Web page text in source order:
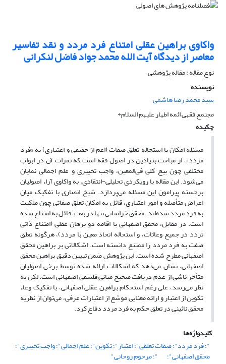
واکاوی براهین عقلی امتناع فرد مردد و نقد تفاسیر
معاصر از دیدگاه آیت الله محمد جواد فاضل لنکرانی
نوع مقاله : مقاله پژوهشی
نویسنده
سید محمد رضا هاشمی
مجتمع فقهی ائمه اطهار علیهم السلام÷
چکیده
مسئله امکان یا استحاله تعلق صفات (اعم از حقیقی و اعتباری) به «فرد
مردد»، از مباحث بنیادین در اصول فقه است که ثمرات آن در ابواب
مختلفی چون بیع کلی فی‌المعین، واجب تخییری و علم اجمالی نمایان
می‌شود. این مقاله با رویکردی تحلیلی-انتقادی، به واکاوی آراء اصولیان
برجسته پیرامون این مسئله می‌پردازد. شیخ انصاری با تفکیک میان
اعراض متأصله و امور اعتباری، قائل به امکان تعلق صفاتی چون ملکیت
به فرد مردد شده‌اند. محقق خراسانی تنها در بعث، قائل به امتناع شده
است. در مقابل، محقق اصفهانی با اقامه دو برهان عقلی (امتناع ذاتی
تردد در جمیع وعائات، و استحاله اتحاد معین با مردد)، هرگونه تعلق
صفت به فرد مردد را ممتنع دانسته است. اشکالاتی بر براهین محقق
اصفهانی مطرح شده است. این پژوهش ضمن تبیین دقیق براهین محقق
اصفهانی، نشان می‌دهد که اشکالات ارائه شده توسط برخی اصولیان
متأخر ناشی از عدم دریافت صحیح مبانی فلسفی اصفهانی است. لکن به
نظر می‌رسد، علی رغم استحکام براهین عقلی اصفهانی، با تفکیک وعاء
تکوین از اعتبار و ارائه معنایی موسّع از اعتبارات عرفی، می‌توان از نظریه
محقق نائینی در تعلق حکم به فرد مردد دفاع کرد.
کلیدواژه‌ها
"؛ فرد مردد"؛ صفات تعلقی"؛ اعتبار"؛ تکوین"؛ علم اجمالی"؛ واجب تخییری"؛
محقق اصفهانی"؛ "؛ مرحوم روحانی"